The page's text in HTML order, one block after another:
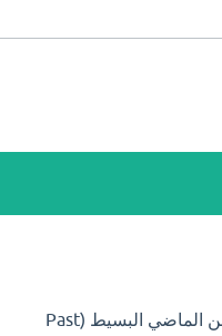
"، ستلاحظ أنه في زمن الماضي البسيط (Past